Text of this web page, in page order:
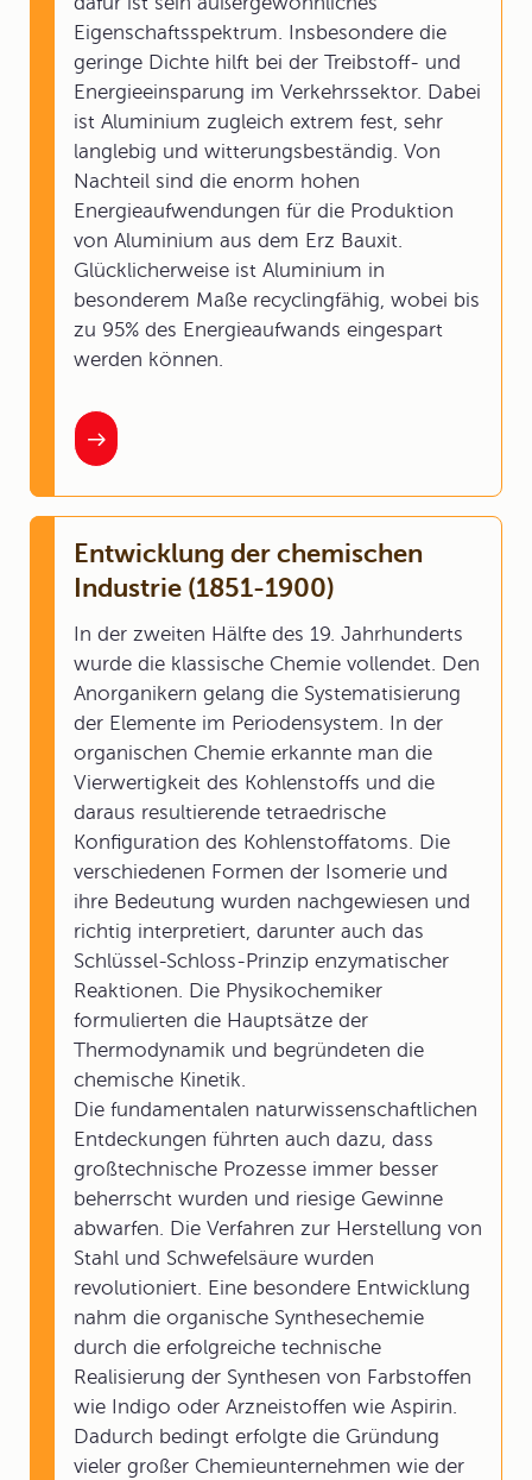
Eigenschaftsspektrum. Insbesondere die
geringe Dichte hilft bei der Treibstoff- und
Energieeinsparung im Verkehrssektor. Dabei
ist Aluminium zugleich extrem fest, sehr
langlebig und witterungsbeständig. Von
Nachteil sind die enorm hohen
Energieaufwendungen für die Produktion
von Aluminium aus dem Erz Bauxit.
Glücklicherweise ist Aluminium in
besonderem Maße recyclingfähig, wobei bis
zu 95% des Energieaufwands eingespart
werden können.
Entwicklung der chemischen
Industrie (1851-1900)
In der zweiten Hälfte des 19. Jahrhunderts
wurde die klassische Chemie vollendet. Den
Anorganikern gelang die Systematisierung
der Elemente im Periodensystem. In der
organischen Chemie erkannte man die
Vierwertigkeit des Kohlenstoffs und die
daraus resultierende tetraedrische
Konfiguration des Kohlenstoffatoms. Die
verschiedenen Formen der Isomerie und
ihre Bedeutung wurden nachgewiesen und
richtig interpretiert, darunter auch das
Schlüssel-Schloss-Prinzip enzymatischer
Reaktionen. Die Physikochemiker
formulierten die Hauptsätze der
Thermodynamik und begründeten die
chemische Kinetik.
Die fundamentalen naturwissenschaftlichen
Entdeckungen führten auch dazu, dass
großtechnische Prozesse immer besser
beherrscht wurden und riesige Gewinne
abwarfen. Die Verfahren zur Herstellung von
Stahl und Schwefelsäure wurden
revolutioniert. Eine besondere Entwicklung
nahm die organische Synthesechemie
durch die erfolgreiche technische
Realisierung der Synthesen von Farbstoffen
wie Indigo oder Arzneistoffen wie Aspirin.
Dadurch bedingt erfolgte die Gründung
vieler großer Chemieunternehmen wie der